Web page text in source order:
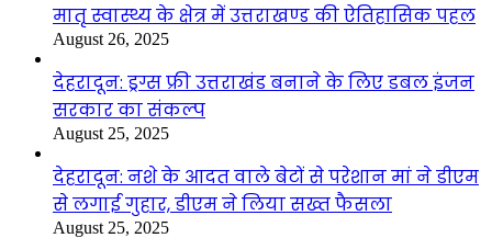
मातृ स्वास्थ्य के क्षेत्र में उत्तराखण्ड की ऐतिहासिक पहल
August 26, 2025
देहरादून: ड्रग्स फ्री उत्तराखंड बनाने के लिए डबल इंजन
सरकार का संकल्प
August 25, 2025
देहरादून: नशे के आदत वाले बेटों से परेशान मां ने डीएम
से लगाई गुहार, डीएम ने लिया सख्त फैसला
August 25, 2025